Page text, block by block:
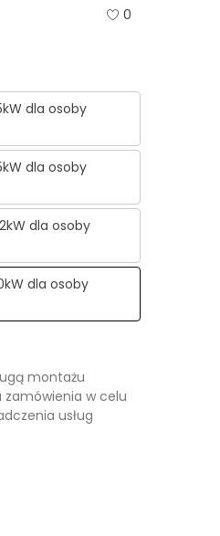
0
dla osoby
dla osoby
dla osoby
dla osoby
montażu
zamówienia w celu
usług